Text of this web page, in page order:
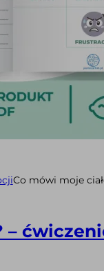
Co mówi moje
–